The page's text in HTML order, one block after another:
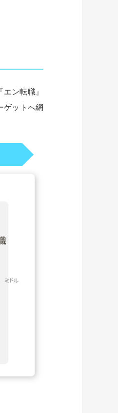
ン転職』
ゲットへ網